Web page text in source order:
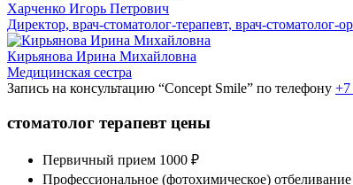
Харченко Игорь Петрович
Директор, врач-стоматолог-терапевт, врач-стоматолог-
Кирьянова Ирина Михайловна
Медицинская сестра
Запись на консультацию “Concept Smile” по телефону +7
стоматолог терапевт цены
Первичный прием 1000 ₽
Профессиональное (фотохимическое) отбеливание